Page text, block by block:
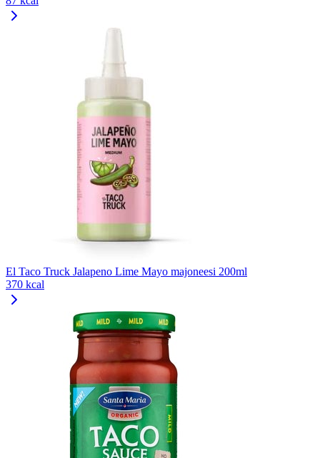
El Taco Truck Jalapeno Lime Mayo majoneesi 200ml
370 kcal